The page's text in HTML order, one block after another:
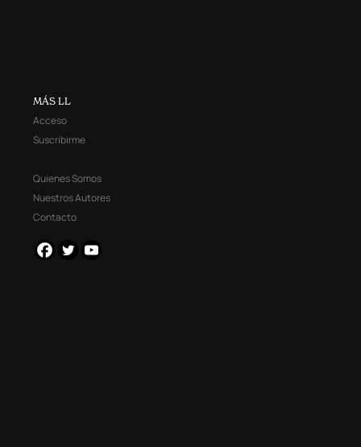
MÁS LL
Acceso
Suscribirme
Quienes Somos
Nuestros Autores
Contacto